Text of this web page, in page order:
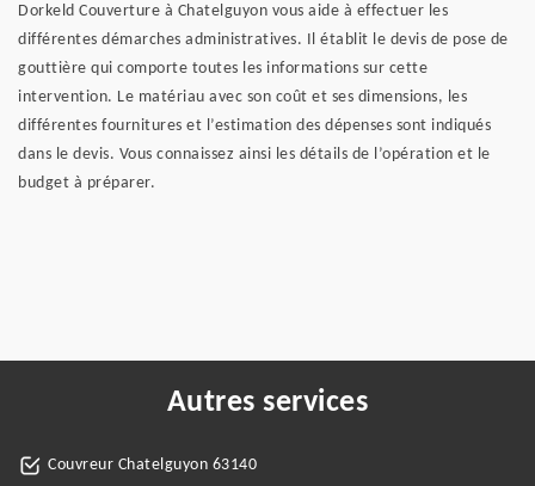
Dorkeld Couverture à Chatelguyon vous aide à effectuer les
différentes démarches administratives. Il établit le devis de pose de
gouttière qui comporte toutes les informations sur cette
intervention. Le matériau avec son coût et ses dimensions, les
différentes fournitures et l’estimation des dépenses sont indiqués
dans le devis. Vous connaissez ainsi les détails de l’opération et le
budget à préparer.
Autres services
Couvreur Chatelguyon 63140